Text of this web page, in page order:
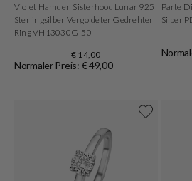
Violet Hamden Sisterhood Lunar 925
Sterlingsilber Vergoldeter Gedrehter
Ring VH13030G-50
€ 14,00
Normaler Preis: € 49,00
Parte
Silber